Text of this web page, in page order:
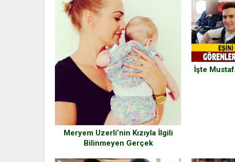
Meryem Uzerli’nin Kızıyla İlgili
Bilinmeyen Gerçek
İşte